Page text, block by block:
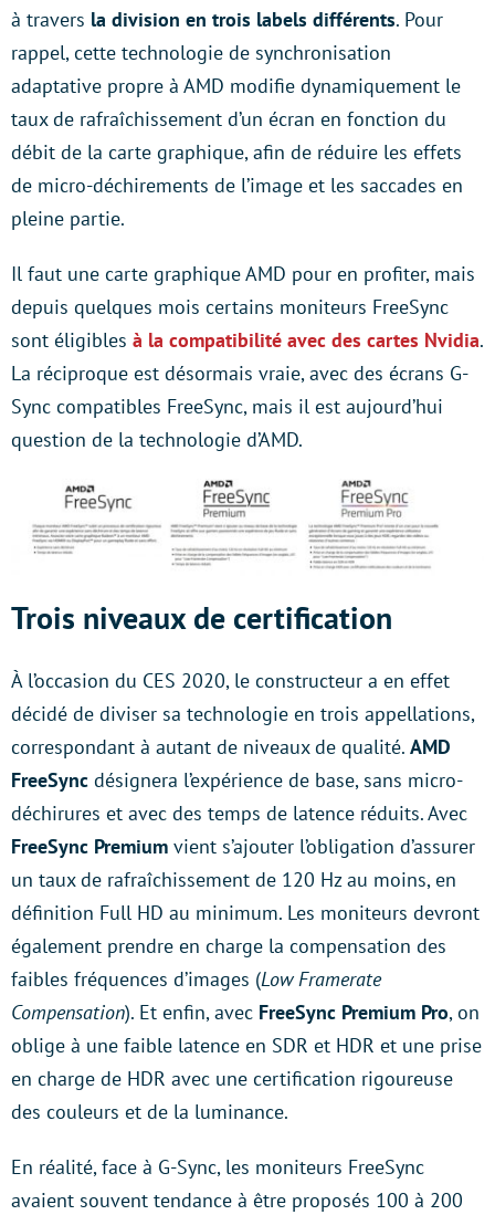
à travers la division en trois labels différents. Pour
rappel, cette technologie de synchronisation
adaptative propre à AMD modifie dynamiquement le
taux de rafraîchissement d’un écran en fonction du
débit de la carte graphique, afin de réduire les effets
de micro-déchirements de l’image et les saccades en
pleine partie.
Il faut une carte graphique AMD pour en profiter, mais
depuis quelques mois certains moniteurs FreeSync
sont éligibles à la compatibilité avec des cartes Nvidia.
La réciproque est désormais vraie, avec des écrans G-
Sync compatibles FreeSync, mais il est aujourd’hui
question de la technologie d’AMD.
Trois niveaux de certification
À l’occasion du CES 2020, le constructeur a en effet
décidé de diviser sa technologie en trois appellations,
correspondant à autant de niveaux de qualité. AMD
FreeSync désignera l’expérience de base, sans micro-
déchirures et avec des temps de latence réduits. Avec
FreeSync Premium vient s’ajouter l’obligation d’assurer
un taux de rafraîchissement de 120 Hz au moins, en
définition Full HD au minimum. Les moniteurs devront
également prendre en charge la compensation des
faibles fréquences d’images (Low Framerate
Compensation). Et enfin, avec FreeSync Premium Pro, on
oblige à une faible latence en SDR et HDR et une prise
en charge de HDR avec une certification rigoureuse
des couleurs et de la luminance.
En réalité, face à G-Sync, les moniteurs FreeSync
avaient souvent tendance à être proposés 100 à 200